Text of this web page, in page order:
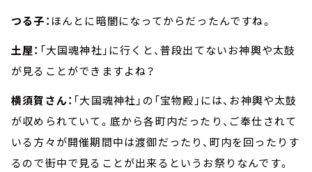
つる子：ほんとに暗闇になってからだったんですね。
土屋： 「大国魂神社」に行くと、普段出てないお神輿や太鼓
が見ることができますよね？
横須賀さん： 「大国魂神社」の「宝物殿」には、お神輿や太鼓
が収められていて。底から各町内だったり、ご奉仕されて
いる方々が開催期間中は渡御だったり、町内を回ったりす
るので街中で見ることが出来るというお祭りなんです。